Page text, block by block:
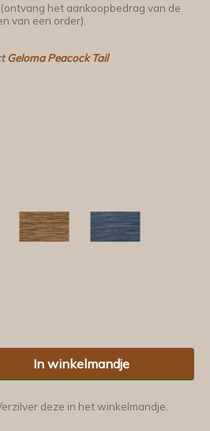
het aankoopbedrag van de
van een order).
Geloma Peacock Tail
In winkelmandje
deze in het winkelmandje.